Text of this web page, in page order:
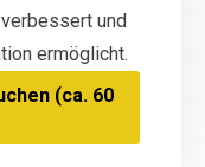
und
ermöglicht.
(ca. 60